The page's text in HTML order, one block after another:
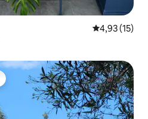
Évaluation
4,93 (15)